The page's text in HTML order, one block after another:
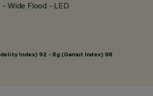
- Wide Flood - LED
Index) 92 - Rg (Gamut Index) 98